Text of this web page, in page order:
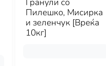
Пилешко, Мисирка
и зеленчук [Вреќа
10кг]